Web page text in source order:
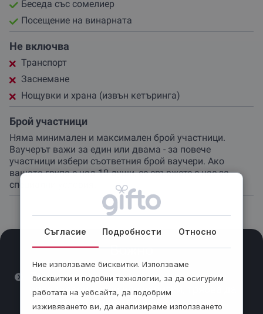
Беседа със сомелиер
Посещение на винарната
Не включва
Транспорт
Заснемане
Нощувки и храна (извън кетъринга)
Брой участници
Няма минимален и максимален брой участници.
Ваучерът важи за един или двама - за повече
участници избери съответния брой ваучери. Ако
вашата група е над 10 души, се свържете с нас за
специални условия.
Важно
При наличие на алергични реакции към
определени храни или напитки, трябва да
Съгласие Подробности Относно
Ние използваме бисквитки. Използваме
бисквитки и подобни технологии, за да осигурим
работата на уебсайта, да подобрим
изживяването ви, да анализираме използването